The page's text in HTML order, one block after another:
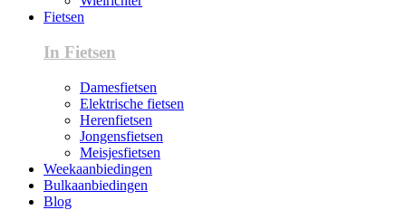
Fietsen
In Fietsen
Damesfietsen
Elektrische fietsen
Herenfietsen
Jongensfietsen
Meisjesfietsen
Weekaanbiedingen
Bulkaanbiedingen
Blog